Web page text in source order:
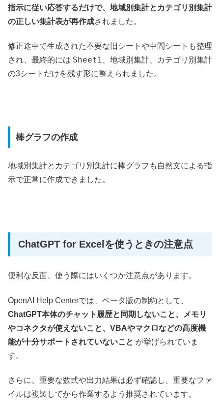
指示に従い応答するだけで、地域別集計とカテゴリ別集計
の正しい集計表が再作成されました。
修正途中で生成された不要な旧シートや中間シートも整理
され、最終的には Sheet1 地域別集計 カテゴリ別集計
の3シートだけを残す形に整えられました。
棒グラフの作成
地域別集計とカテゴリ別集計に棒グラフも自然文による指
示で正常に作成できました。
ChatGPT for Excelを使うときの注意点
便利な反面、使う際にはいくつか注意点があります。
OpenAI Help Centerでは、ベータ版の制約として、
ChatGPT本体のチャット履歴と同期しないこと、メモリ
やコネクタが使えないこと、VBAやマクロなどの高度機
能が十分サポートされていないこと が挙げられていま
す。
さらに、重要な数式や出力結果は必ず確認し、重要なファ
イルは複製してから作業するよう推奨されています。